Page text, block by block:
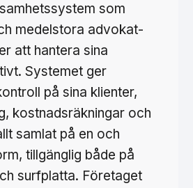
som
medelstora advokat-
att hantera sina
Systemet ger
på sina klienter,
kostnadsräkningar och
samlat på en och
tillgänglig både på
surfplatta. Företaget